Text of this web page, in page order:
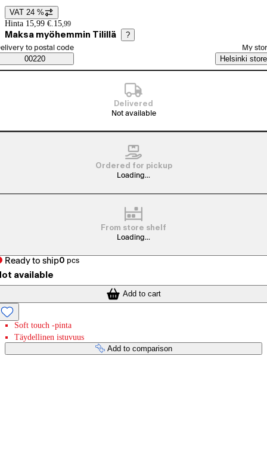
Price details
VAT 24 %
Hinta 15,99 €. 15,99
Maksa myöhemmin Tilillä ?
Saatavuustiedot
order method
to postal code
00220
My
Helsinki store
Delivered
Not available
Ordered for pickup
Loading...
From store shelf
Loading...
Ready to ship0 pcs
available
Add to cart
Soft touch -pinta
Täydellinen istuvuus
Add to comparison